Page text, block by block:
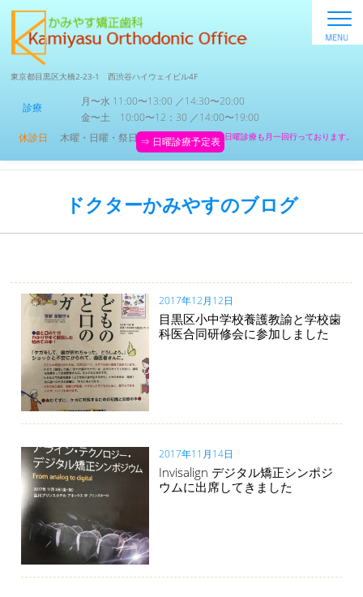
東京都目黒区大橋2-23-1 西渋谷ハイウェイビル4F
診療
月〜水 11:00〜13:00 ／14:30〜20:00
金〜土 10:00〜12：30 ／14:00〜19:00
休診日
木曜・日曜・祭日 ⇒ 日曜診療予定表 日曜診療も月一回行っております。
ドクターかみやすのブログ
2017年12月12日
目黒区小中学校養護教諭と学校歯
科医合同研修会に参加しました
2017年11月14日
Invisalign デジタル矯正シンポジ
ウムに出席してきました